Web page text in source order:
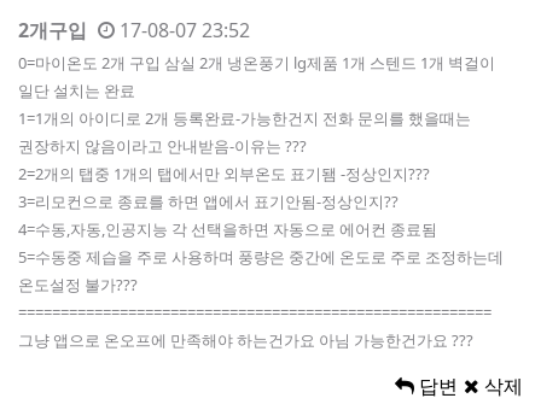
2개구입 17-08-07 23:52
0=마이온도 2개 구입 삼실 2개 냉온풍기 lg제품 1개 스텐드 1개 벽걸이
일단 설치는 완료
1=1개의 아이디로 2개 등록완료-가능한건지 전화 문의를 했을때는
권장하지 않음이라고 안내받음-이유는 ???
2=2개의 탭중 1개의 탭에서만 외부온도 표기됌 -정상인지???
3=리모컨으로 종료를 하면 앱에서 표기안됨-정상인지??
4=수동,자동,인공지능 각 선택을하면 자동으로 에어컨 종료됨
5=수동중 제습을 주로 사용하며 풍량은 중간에 온도로 주로 조정하는데
온도설정 불가???
========================================================
그냥 앱으로 온오프에 만족해야 하는건가요 아님 가능한건가요 ???
답변 삭제